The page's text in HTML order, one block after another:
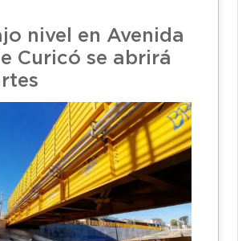
nivel en Avenida
Curicó se abrirá